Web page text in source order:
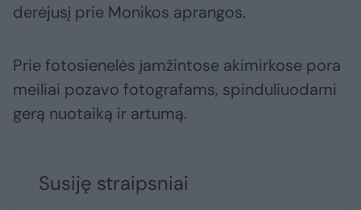
derėjusį prie Monikos aprangos.
Prie fotosienelės įamžintose akimirkose pora
meiliai pozavo fotografams, spinduliuodami
gerą nuotaiką ir artumą.
Susiję straipsniai